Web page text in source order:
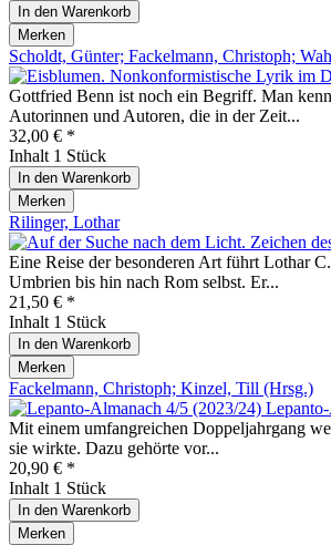
In den Warenkorb
Merken
Scholdt, Günter; Fackelmann, Christoph;
Gottfried Benn ist noch ein Begriff. Man
Autorinnen und Autoren, die in der Zeit...
32,00 € *
Inhalt 1 Stück
In den Warenkorb
Merken
Rilinger, Lothar
Eine Reise der besonderen Art führt Lothar
Umbrien bis hin nach Rom selbst. Er...
21,50 € *
Inhalt 1 Stück
In den Warenkorb
Merken
Fackelmann, Christoph; Kinzel, Till (Hrsg.)
Mit einem umfangreichen Doppeljahrgang
sie wirkte. Dazu gehörte vor...
20,90 € *
Inhalt 1 Stück
In den Warenkorb
Merken